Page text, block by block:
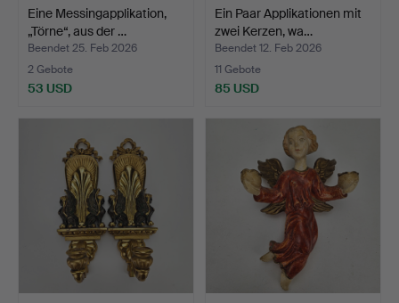
Eine Messingapplikation,
„Törne“, aus der …
Beendet 25. Feb 2026
2 Gebote
53 USD
Ein Paar Applikationen mit
zwei Kerzen, wa…
Beendet 12. Feb 2026
11 Gebote
85 USD